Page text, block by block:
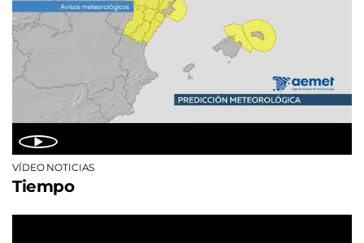
VÍDEO NOTICIAS
Tiempo